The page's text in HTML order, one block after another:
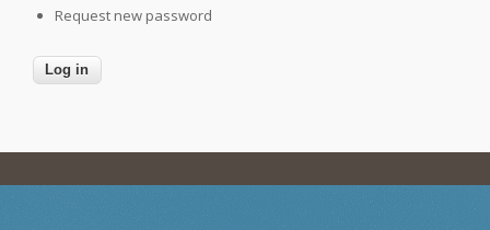
Request new password